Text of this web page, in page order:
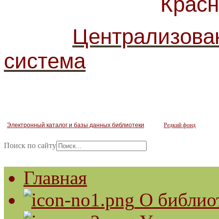
система
Электронный каталог и базы данных библиотеки Редкий фонд
Поиск по сайту
Главная
О